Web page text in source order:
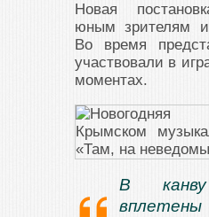
Новая
юным зрителям
Во время
участвовали в
моментах.
В канву
вплетены